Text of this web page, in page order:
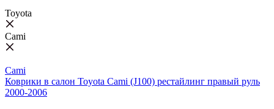
Toyota
Cami
Cami
Коврики в салон Toyota Cami (J100) рестайлинг правый руль
2000-2006